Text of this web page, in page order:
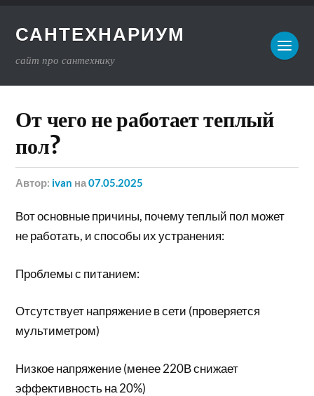
САНТЕХНАРИУМ
сайт про сантехнику
От чего не работает теплый
пол?
Автор: ivan на07.05.2025
Вот основные причины, почему теплый пол может
не работать, и способы их устранения:
Проблемы с питанием:
Отсутствует напряжение в сети (проверяется
мультиметром)
Низкое напряжение (менее 220В снижает
эффективность на 20%)